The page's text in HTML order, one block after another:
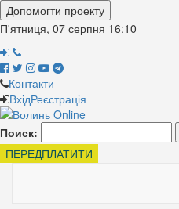
Допомогти проекту
П'ятниця, 07 серпня 16:10
Контакти
ВхідРеєстрація
Поиск:
ПЕРЕДПЛАТИТИ